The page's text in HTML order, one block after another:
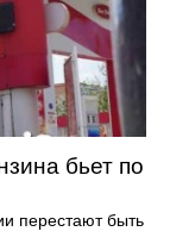
бьет по
перестают быть